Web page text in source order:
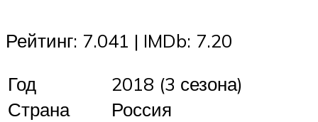
Рейтинг: 7.041 | IMDb: 7.20
Год
2018 (3 сезона)
Страна
Россия